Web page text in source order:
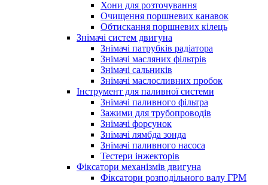
Хони для розточування
Очищення поршневих канавок
Обтискання поршневих кілець
Знімачі систем двигуна
Знімачі патрубків радіатора
Знімачі масляних фільтрів
Знімачі сальників
Знімачі маслосливних пробок
Інструмент для паливної системи
Знімачі паливного фільтра
Зажими для трубопроводів
Знімачі форсунок
Знімачі лямбда зонда
Знімачі паливного насоса
Тестери інжекторів
Фіксатори механізмів двигуна
Фіксатори розподільного валу ГРМ